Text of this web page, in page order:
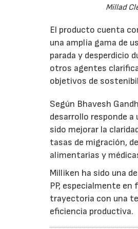
Millad
El producto cuenta
una amplia gama de
parada y desperdicio
otros agentes
objetivos de
Según Bhavesh
desarrollo responde
sido mejorar la
tasas de migración,
alimentarias y
Milliken ha sido una
PP, especialmente
trayectoria con una
eficiencia productiva.